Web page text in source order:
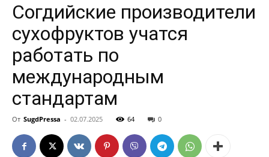
Согдийские производители
сухофруктов учатся
работать по
международным
стандартам
От SugdPressa - 02.07.2025 64 0